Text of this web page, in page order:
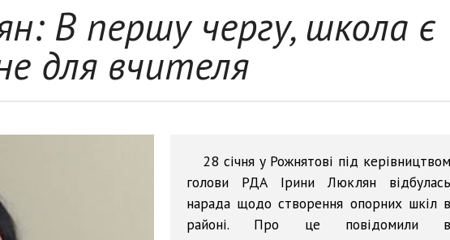
В першу чергу, школа є
для вчителя
28 січня у Рожнятові під керівництвом
голови РДА Ірини Люклян відбулась
нарада щодо створення опорних шкіл в
районі. Про це повідомили в